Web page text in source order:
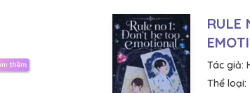
RULE
Tác giả:
Thể loại: